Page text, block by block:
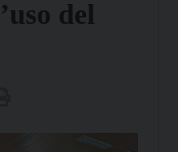
del